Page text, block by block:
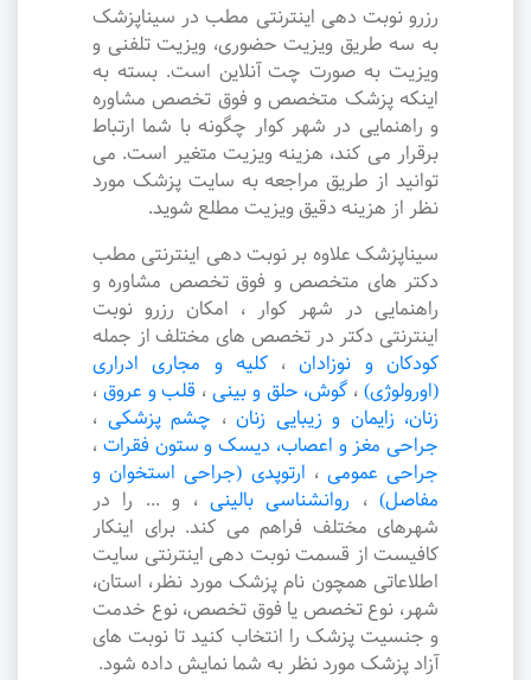
رزرو نوبت دهی اینترنتی مطب در سیناپزشک
به سه طریق ویزیت حضوری، ویزیت تلفنی و
ویزیت به صورت چت آنلاین است. بسته به
اینکه پزشک متخصص و فوق تخصص مشاوره
و راهنمایی در شهر کوار چگونه با شما ارتباط
برقرار می کند، هزینه ویزیت متغیر است. می
توانید از طریق مراجعه به سایت پزشک مورد
نظر از هزینه دقیق ویزیت مطلع شوید.
سیناپزشک علاوه بر نوبت دهی اینترنتی مطب
دکتر های متخصص و فوق تخصص مشاوره و
راهنمایی در شهر کوار ، امکان رزرو نوبت
اینترنتی دکتر در تخصص های مختلف از جمله
کودکان و نوزادان ،کلیه و مجاری ادراری
(اورولوژی) ، گوش، حلق و بینی ، قلب و عروق ،
زنان، زایمان و زیبایی زنان ، چشم پزشکی ،
جراحی مغز و اعصاب، دیسک و ستون فقرات ،
جراحی عمومی ، ارتوپدی (جراحی استخوان و
مفاصل) ، روانشناسی بالینی ، و ... را در
شهرهای مختلف فراهم می کند. برای اینکار
کافیست از قسمت نوبت دهی اینترنتی سایت
اطلاعاتی همچون نام پزشک مورد نظر، استان،
شهر، نوع تخصص یا فوق تخصص، نوع خدمت
و جنسیت پزشک را انتخاب کنید تا نوبت های
آزاد پزشک مورد نظر به شما نمایش داده شود.